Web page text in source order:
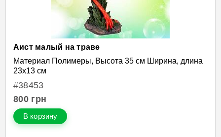
Аист малый на траве
Материал Полимеры, Высота 35 см Ширина, длина
23х13 см
#38453
800 грн
В корзину